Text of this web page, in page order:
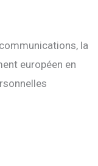
la
européen en